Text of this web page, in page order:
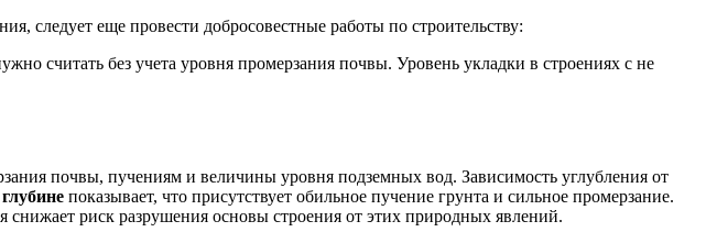
следует еще провести добросовестные работы по строительству:
считать без учета уровня промерзания почвы. Уровень укладки в строениях с не
почвы, пучениям и величины уровня подземных вод. Зависимость углубления от
глубине показывает, что присутствует обильное пучение грунта и сильное промерзание.
снижает риск разрушения основы строения от этих природных явлений.